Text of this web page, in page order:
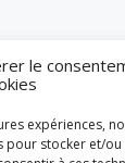
le
expériences,
pour stocker et/